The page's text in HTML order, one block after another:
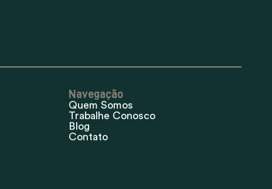
Navegação
Quem Somos
Trabalhe Conosco
Blog
Contato